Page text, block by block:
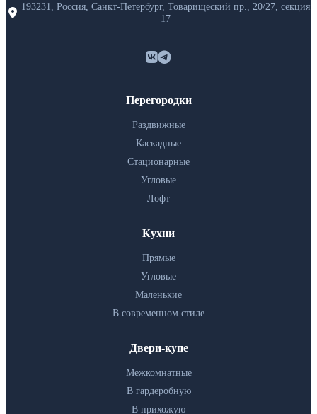
193231, Россия, Санкт-Петербург, Товарищеский пр., 20/27, секция
17
Перегородки
Раздвижные
Каскадные
Стационарные
Угловые
Лофт
Кухни
Прямые
Угловые
Маленькие
В современном стиле
Двери-купе
Межкомнатные
В гардеробную
В прихожую